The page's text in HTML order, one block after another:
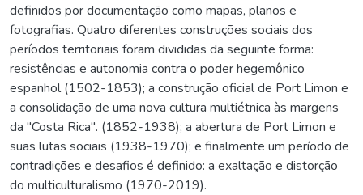
definidos por documentação como mapas, planos e
fotografias. Quatro diferentes construções sociais dos
períodos territoriais foram divididas da seguinte forma:
resistências e autonomia contra o poder hegemônico
espanhol (1502-1853); a construção oficial de Port Limon e
a consolidação de uma nova cultura multiétnica às margens
da "Costa Rica". (1852-1938); a abertura de Port Limon e
suas lutas sociais (1938-1970); e finalmente um período de
contradições e desafios é definido: a exaltação e distorção
do multiculturalismo (1970-2019).